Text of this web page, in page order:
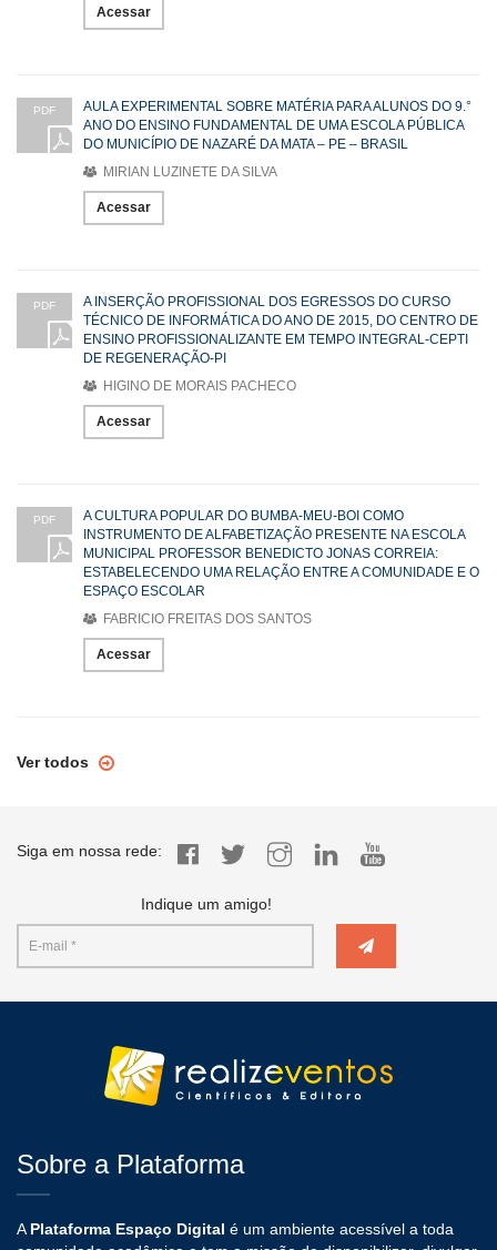
Acessar
PDF
AULA EXPERIMENTAL SOBRE MATÉRIA PARA ALUNOS DO 9.°
ANO DO ENSINO FUNDAMENTAL DE UMA ESCOLA PÚBLICA
DO MUNICÍPIO DE NAZARÉ DA MATA – PE – BRASIL
MIRIAN LUZINETE DA SILVA
Acessar
PDF
A INSERÇÃO PROFISSIONAL DOS EGRESSOS DO CURSO
TÉCNICO DE INFORMÁTICA DO ANO DE 2015, DO CENTRO DE
ENSINO PROFISSIONALIZANTE EM TEMPO INTEGRAL-CEPTI
DE REGENERAÇÃO-PI
HIGINO DE MORAIS PACHECO
Acessar
PDF
A CULTURA POPULAR DO BUMBA-MEU-BOI COMO
INSTRUMENTO DE ALFABETIZAÇÃO PRESENTE NA ESCOLA
MUNICIPAL PROFESSOR BENEDICTO JONAS CORREIA:
ESTABELECENDO UMA RELAÇÃO ENTRE A COMUNIDADE E O
ESPAÇO ESCOLAR
FABRICIO FREITAS DOS SANTOS
Acessar
Ver todos
Siga em nossa rede:
Indique um amigo!
Sobre a Plataforma
A Plataforma Espaço Digital é um ambiente acessível a toda